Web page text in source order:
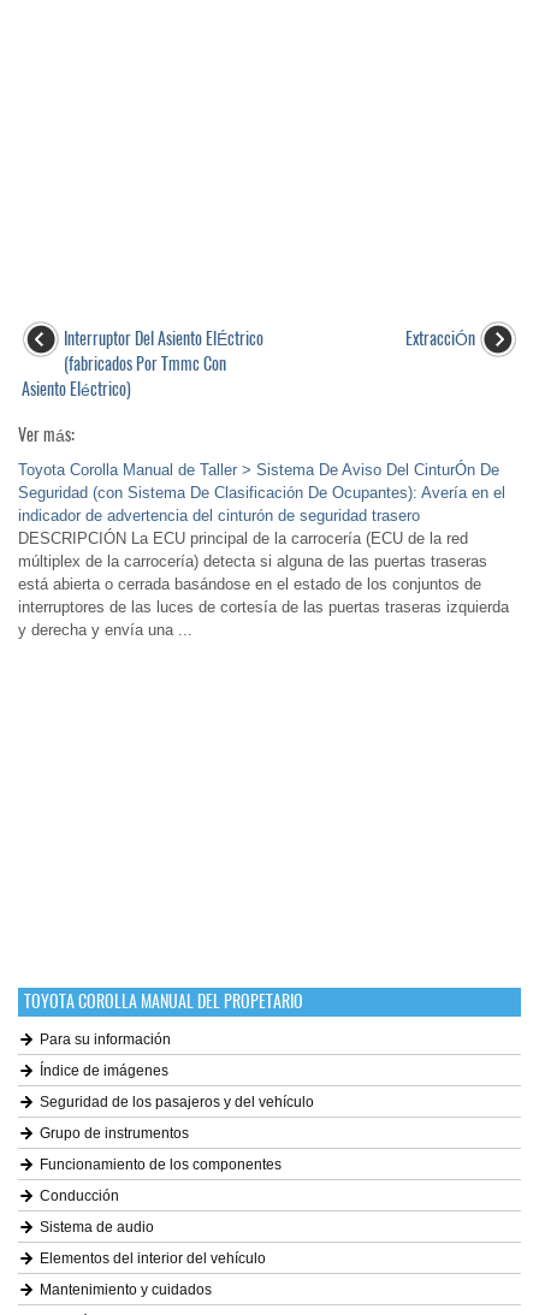
Interruptor Del Asiento ElÉctrico
(fabricados Por Tmmc Con
Asiento Eléctrico)
ExtracciÓn
Ver más:
Toyota Corolla Manual de Taller > Sistema De Aviso Del CinturÓn De
Seguridad (con Sistema De Clasificación De Ocupantes): Avería en el
indicador de advertencia del cinturón de seguridad trasero
DESCRIPCIÓN La ECU principal de la carrocería (ECU de la red
múltiplex de la carrocería) detecta si alguna de las puertas traseras
está abierta o cerrada basándose en el estado de los conjuntos de
interruptores de las luces de cortesía de las puertas traseras izquierda
y derecha y envía una ...
TOYOTA COROLLA MANUAL DEL PROPETARIO
Para su información
Índice de imágenes
Seguridad de los pasajeros y del vehículo
Grupo de instrumentos
Funcionamiento de los componentes
Conducción
Sistema de audio
Elementos del interior del vehículo
Mantenimiento y cuidados